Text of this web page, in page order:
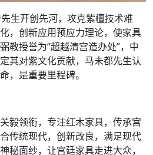
生开创先河，攻克紫檀技术难
，创新应用预应力理论，使家具
教授誉为“超越清宫造办处”，中
其对紫文化贡献，马未都先生认
，是重要里程碑。
毅领衔，专注红木家具，传承宫
传统现代，创新改良，满足现代
秘面纱，让宫廷家具走进大众，